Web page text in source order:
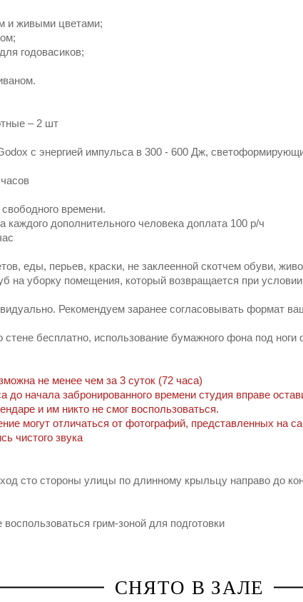
и живыми цветами;
годовасиков;
– 2 шт
с энергией импульса в 300 - 600 Дж,
времени.
дополнительного человека доплата 100 р/ч
еды, перьев, краски, не заклеенной скотчем обуви,
на уборку помещения, который возвращается при
Рекомендуем заранее согласовывать формат
бесплатно, использование бумажного фона под ноги
не менее чем за 3 суток (72 часа)
начала забронированного времени студия вправе
и им никто не смог воспользоваться.
могут отличаться от фотографий, представленных на
чистого звука
сто стороны улицы по длинному крыльцу направо до
грим-зоной для подготовки
СНЯТО В ЗАЛЕ